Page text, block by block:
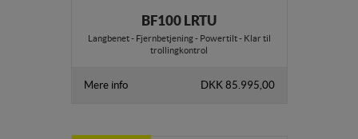
BF100 LRTU
Langbenet - Fjernbetjening - Powertilt - Klar til
trollingkontrol
Mere info DKK 85.995,00